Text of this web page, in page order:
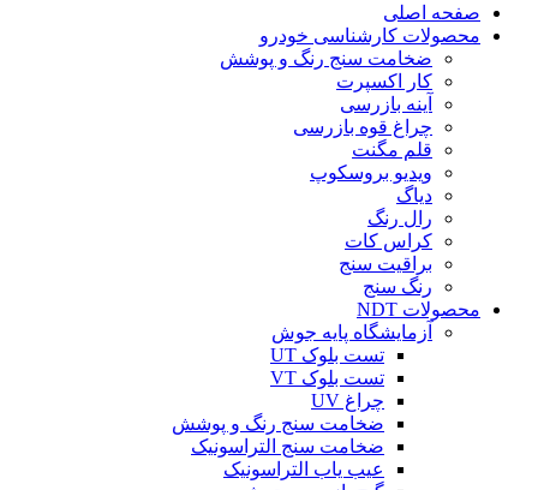
صفحه اصلی
محصولات کارشناسی خودرو
ضخامت سنج رنگ و پوشش
کار اکسپرت
آینه بازرسی
چراغ قوه بازرسی
قلم مگنت
ویدیو بروسکوپ
دیاگ
رال رنگ
کراس کات
براقیت سنج
رنگ سنج
محصولات NDT
آزمایشگاه پایه جوش
تست بلوک UT
تست بلوک VT
چراغ UV
ضخامت سنج رنگ و پوشش
ضخامت سنج التراسونیک
عیب یاب التراسونیک